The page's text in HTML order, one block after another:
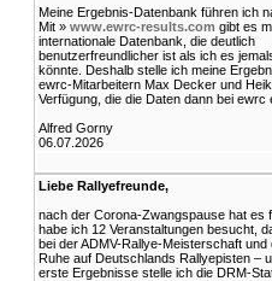
Meine Ergebnis-Datenbank führen ich
Mit » www.ewrc-results.com gibt es
internationale Datenbank, die deutlich
benutzerfreundlicher ist als ich es
könnte. Deshalb stelle ich meine
ewrc-Mitarbeitern Max Decker und
Verfügung, die die Daten dann bei ewrc
Alfred Gorny
06.07.2026
Liebe Rallyefreunde,
nach der Corona-Zwangspause hat es
habe ich 12 Veranstaltungen besucht,
bei der ADMV-Rallye-Meisterschaft
Ruhe auf Deutschlands Rallyepisten –
erste Ergebnisse stelle ich die DRM-